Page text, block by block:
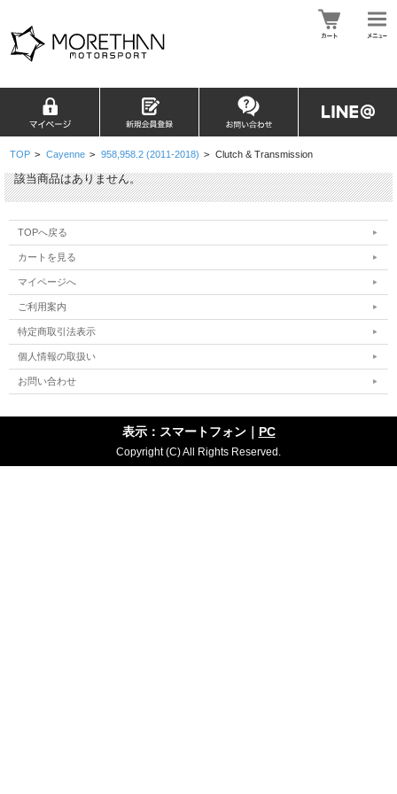
TOP > Cayenne > 958,958.2 (2011-2018) > Clutch & Transmission
該当商品はありません。
TOPへ戻る
カートを見る
マイページへ
ご利用案内
特定商取引法表示
個人情報の取扱い
お問い合わせ
表示：スマートフォン｜ PC
Copyright (C) All Rights Reserved.